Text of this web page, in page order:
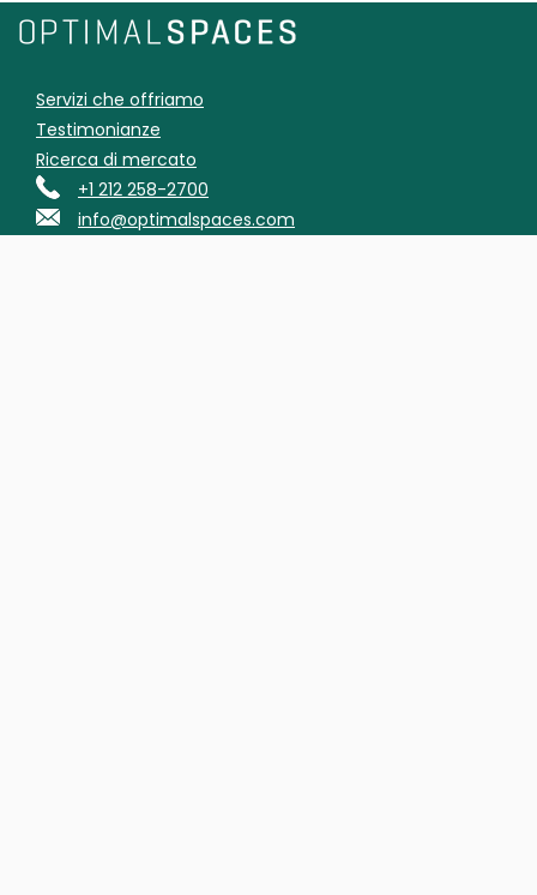
Servizi che offriamo
Testimonianze
Ricerca di mercato
+1 212 258-2700
info@optimalspaces.com